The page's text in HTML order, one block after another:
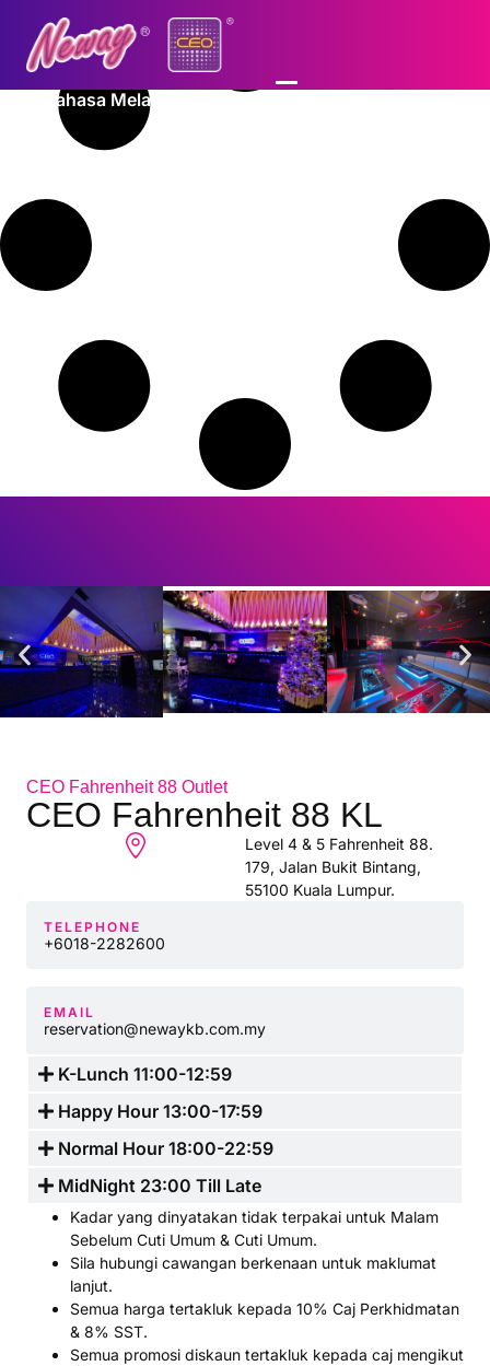
Bahasa Melayu
CEO Fahrenheit 88 Outlet
CEO Fahrenheit 88 KL
Level 4 & 5 Fahrenheit 88.
179, Jalan Bukit Bintang,
55100 Kuala Lumpur.
TELEPHONE
+6018-2282600
EMAIL
reservation@newaykb.com.my
K-Lunch 11:00-12:59
Happy Hour 13:00-17:59
Normal Hour 18:00-22:59
MidNight 23:00 Till Late
Kadar yang dinyatakan tidak terpakai untuk Malam
Sebelum Cuti Umum & Cuti Umum.
Sila hubungi cawangan berkenaan untuk maklumat
lanjut.
Semua harga tertakluk kepada 10% Caj Perkhidmatan
& 8% SST.
Semua promosi diskaun tertakluk kepada caj mengikut